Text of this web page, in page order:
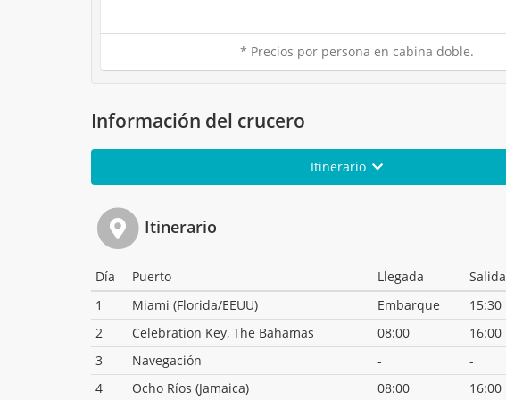
* Precios por persona en cabina doble.
Información del crucero
Itinerario
Itinerario
Día Puerto Llegada
Salida
1
Miami (Florida/EEUU) Embarque
15:30
2
Celebration Key, The Bahamas 08:00
16:00
3
Navegación -
-
4
Ocho Ríos (Jamaica) 08:00
16:00